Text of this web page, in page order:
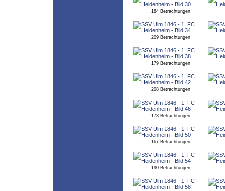
184 Betrachtungen
209 Betrachtungen
179 Betrachtungen
208 Betrachtungen
173 Betrachtungen
167 Betrachtungen
190 Betrachtungen